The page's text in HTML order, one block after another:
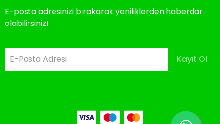
E-posta adresinizi bırakarak yeniliklerden haberdar
olabilirsiniz!
E-Posta Adresi Kayıt Ol